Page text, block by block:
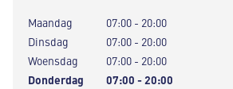
Maandag
07:00 - 20:00
Dinsdag
07:00 - 20:00
Woensdag
07:00 - 20:00
Donderdag
07:00 - 20:00